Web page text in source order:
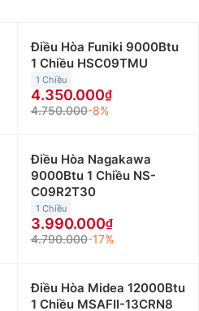
Điều Hòa Funiki 9000Btu
1 Chiều HSC09TMU
1 Chiều
4.350.000
4.750.000-8%
Điều Hòa Nagakawa
9000Btu 1 Chiều NS-
C09R2T30
1 Chiều
3.990.000
4.790.000-17%
Điều Hòa Midea 12000Btu
1 Chiều MSAFII-13CRN8